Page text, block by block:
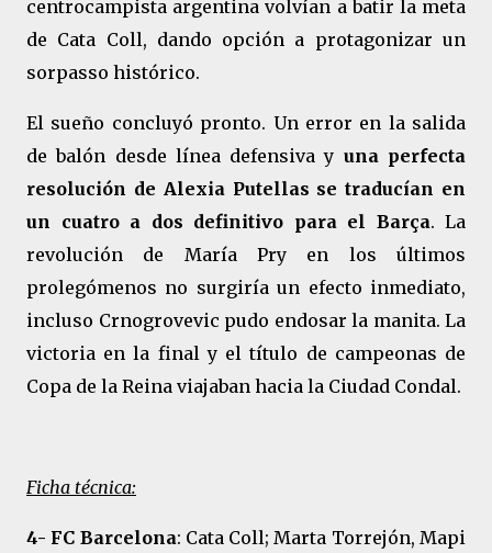
centrocampista argentina volvían a batir la meta
de Cata Coll, dando opción a protagonizar un
sorpasso histórico.
El sueño concluyó pronto. Un error en la salida
de balón desde línea defensiva y una perfecta
resolución de Alexia Putellas se traducían en
un cuatro a dos definitivo para el Barça. La
revolución de María Pry en los últimos
prolegómenos no surgiría un efecto inmediato,
incluso Crnogrovevic pudo endosar la manita. La
victoria en la final y el título de campeonas de
Copa de la Reina viajaban hacia la Ciudad Condal.
Ficha técnica:
4- FC Barcelona: Cata Coll; Marta Torrejón, Mapi